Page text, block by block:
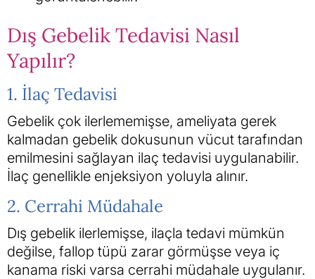
Dış Gebelik Tedavisi Nasıl
Yapılır?
1. İlaç Tedavisi
Gebelik çok ilerlememişse, ameliyata gerek
kalmadan gebelik dokusunun vücut tarafından
emilmesini sağlayan ilaç tedavisi uygulanabilir.
İlaç genellikle enjeksiyon yoluyla alınır.
2. Cerrahi Müdahale
Dış gebelik ilerlemişse, ilaçla tedavi mümkün
değilse, fallop tüpü zarar görmüşse veya iç
kanama riski varsa cerrahi müdahale uygulanır.